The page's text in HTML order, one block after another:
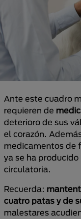
Ante este cuadro
requieren de
deterioro de sus
el corazón.
medicamentos de
ya se ha
circulatoria.
Recuerda:
cuatro patas y de
malestares